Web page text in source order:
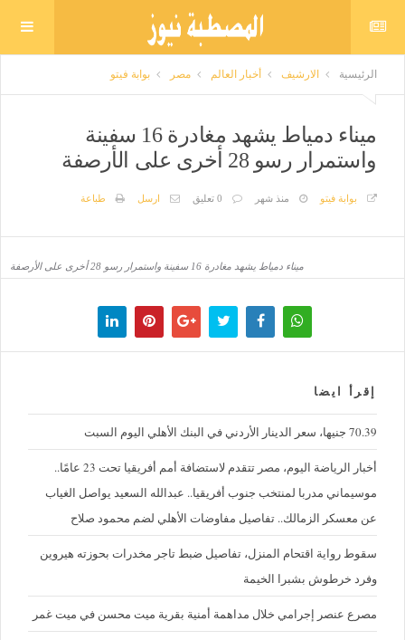
الرئيسية الارشيف أخبار العالم مصر بوابة فيتو
ميناء دمياط يشهد مغادرة 16 سفينة
واستمرار رسو 28 أخرى على الأرصفة
بوابة فيتو منذ شهر 0 تعليق ارسل طباعة
ميناء دمياط يشهد مغادرة 16 سفينة واستمرار رسو 28 أخرى على الأرصفة
إقرأ ايضا
70.39 جنيها، سعر الدينار الأردني في البنك الأهلي اليوم السبت
أخبار الرياضة اليوم، مصر تتقدم لاستضافة أمم أفريقيا تحت 23 عامًا..
موسيماني مدربا لمنتخب جنوب أفريقيا.. عبدالله السعيد يواصل الغياب
عن معسكر الزمالك.. تفاصيل مفاوضات الأهلي لضم محمود صلاح
سقوط رواية اقتحام المنزل، تفاصيل ضبط تاجر مخدرات بحوزته هيروين
وفرد خرطوش بشبرا الخيمة
مصرع عنصر إجرامي خلال مداهمة أمنية بقرية ميت محسن في ميت غمر